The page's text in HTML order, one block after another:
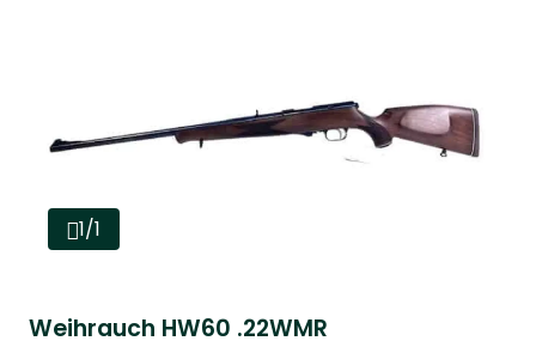
1/1
Weihrauch HW60 .22WMR